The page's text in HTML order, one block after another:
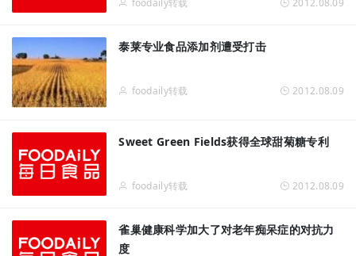
泰莱专业食品添加剂遭受打击
foodaily转载 2012.08.09
Sweet Green Fields获得全球甜菊糖专利
foodaily转载 2012.08.09
雀巢健康科学加大了对老年痴呆症的对抗力
度